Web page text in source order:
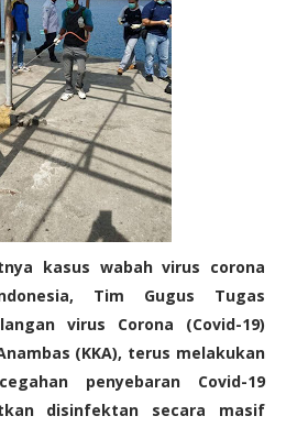
kasus wabah virus corona
Tim Gugus Tugas
virus Corona (Covid-19)
(KKA), terus melakukan
penyebaran Covid-19
disinfektan secara masif